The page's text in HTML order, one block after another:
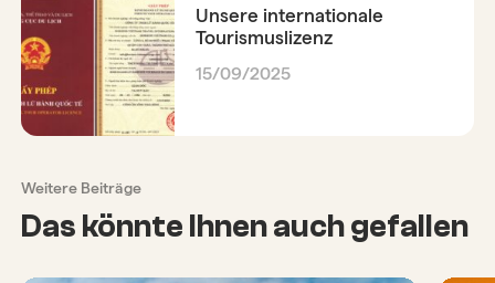
Unsere internationale
Tourismuslizenz
15/09/2025
Weitere Beiträge
Das könnte Ihnen auch gefallen